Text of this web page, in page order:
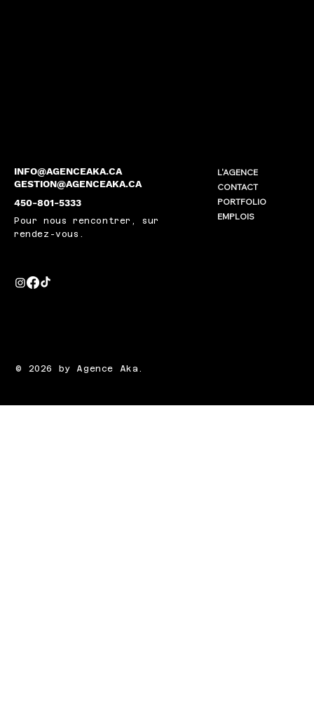
INFO@AGENCEAKA.CA
GESTION@AGENCEAKA.CA
450-801-5333
Pour nous rencontrer, sur
rendez-vous.
L'AGENCE
CONTACT
PORTFOLIO
EMPLOIS
© 2026 by Agence Aka.